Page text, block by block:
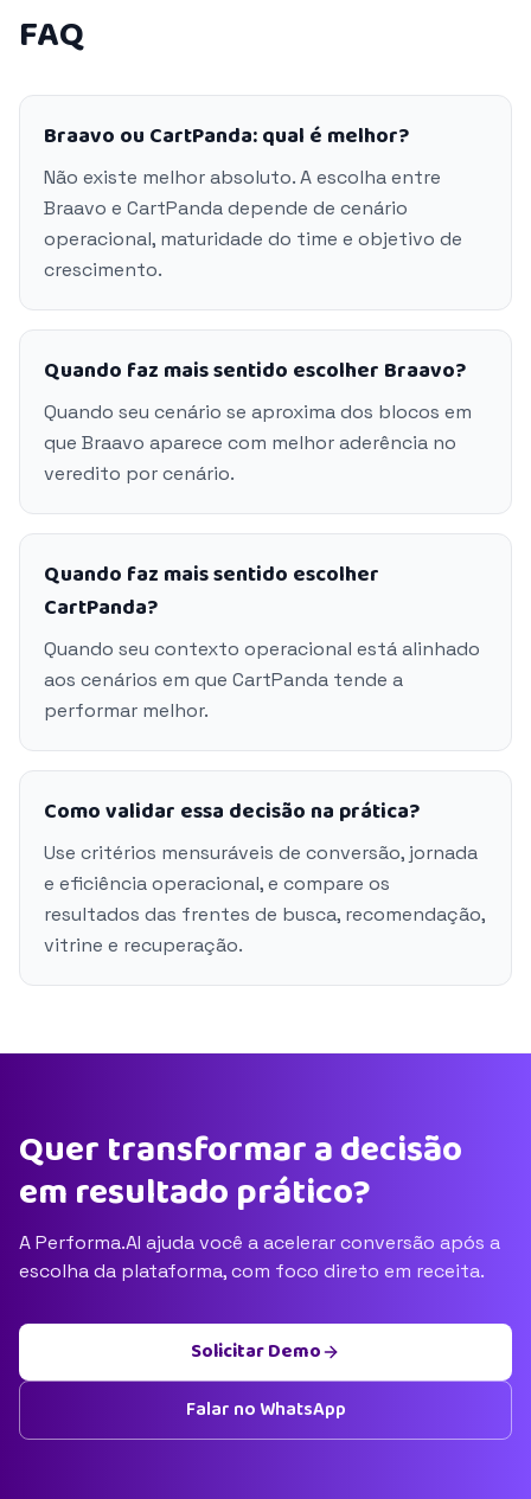
FAQ
Braavo ou CartPanda: qual é melhor?
Não existe melhor absoluto. A escolha entre
Braavo e CartPanda depende de cenário
operacional, maturidade do time e objetivo de
crescimento.
Quando faz mais sentido escolher Braavo?
Quando seu cenário se aproxima dos blocos em
que Braavo aparece com melhor aderência no
veredito por cenário.
Quando faz mais sentido escolher
CartPanda?
Quando seu contexto operacional está alinhado
aos cenários em que CartPanda tende a
performar melhor.
Como validar essa decisão na prática?
Use critérios mensuráveis de conversão, jornada
e eficiência operacional, e compare os
resultados das frentes de busca, recomendação,
vitrine e recuperação.
Quer transformar a decisão
em resultado prático?
A Performa.AI ajuda você a acelerar conversão após a
escolha da plataforma, com foco direto em receita.
Solicitar Demo
Falar no WhatsApp